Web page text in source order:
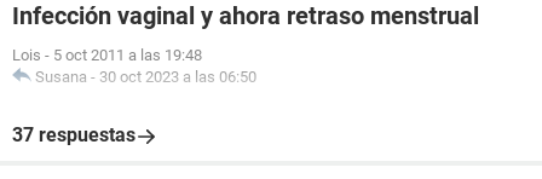
Infección vaginal y ahora retraso menstrual
Lois - 5 oct 2011 a las 19:48
Susana - 30 oct 2023 a las 06:50
37 respuestas